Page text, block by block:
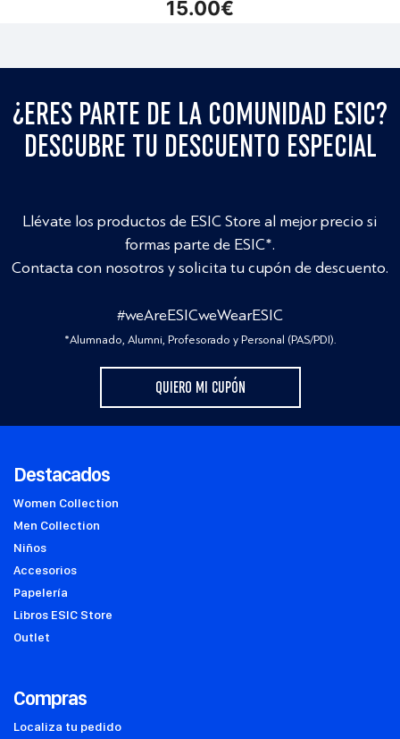
15.00€
¿ERES PARTE DE LA COMUNIDAD ESIC?
DESCUBRE TU DESCUENTO ESPECIAL
Llévate los productos de ESIC Store al mejor precio si
formas parte de ESIC*.
Contacta con nosotros y solicita tu cupón de descuento.
#weAreESICweWearESIC
*Alumnado, Alumni, Profesorado y Personal (PAS/PDI).
QUIERO MI CUPÓN
Destacados
Women Collection
Men Collection
Niños
Accesorios
Papelería
Libros ESIC Store
Outlet
Compras
Localiza tu pedido